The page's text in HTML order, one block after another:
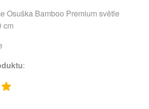
Osuška Bamboo Premium světle
cm
: